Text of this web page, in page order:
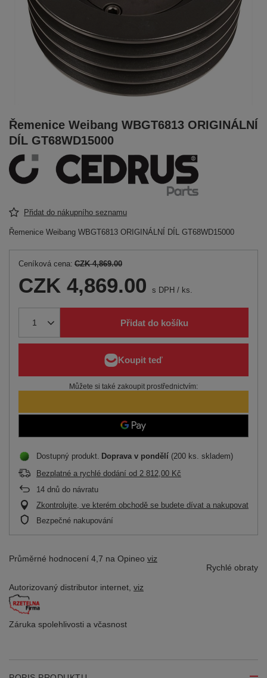
Řemenice Weibang WBGT6813 ORIGINÁLNÍ
DÍL GT68WD15000
Přidat do nákupního seznamu
Řemenice Weibang WBGT6813 ORIGINÁLNÍ DÍL GT68WD15000
Ceníková cena: CZK 4,869.00
CZK 4,869.00 s DPH / ks.
Přidat do košíku
Můžete si také zakoupit prostřednictvím:
Dostupný produkt Doprava v pondělí (200 ks. skladem)
Bezplatné a rychlé dodání od 2 812,00 Kč
14 dnů do návratu
Zkontrolujte, ve kterém obchodě se budete dívat a nakupovat
Bezpečné nakupování
Průměrné hodnocení 4,7 na Opineo viz
Rychlé obraty
Autorizovaný distributor internet, viz
Záruka spolehlivosti a včasnost